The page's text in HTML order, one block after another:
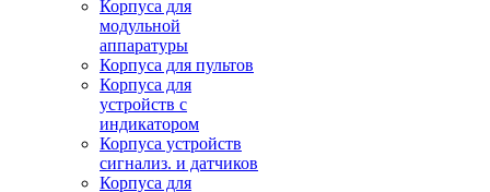
Корпуса для
модульной
аппаратуры
Корпуса для пультов
Корпуса для
устройств с
индикатором
Корпуса устройств
сигнализ. и датчиков
Корпуса для